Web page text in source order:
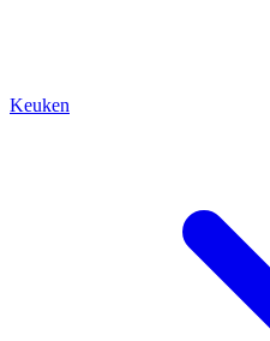
Keuken